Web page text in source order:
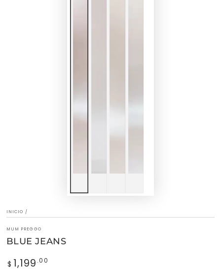
INICIO /
MUM PREGGO
BLUE JEANS
Precio
$ 1,199 .00